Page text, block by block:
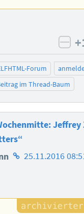
Forum
im Thread-Baum
Jeffrey
Homepage
25.11.2016